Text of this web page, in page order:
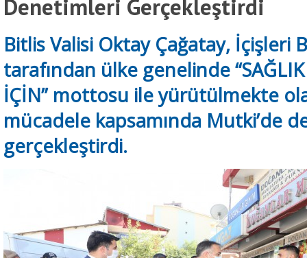
Denetimleri Gerçekleştirdi
Bitlis Valisi Oktay Çağatay, İçişleri
tarafından ülke genelinde
İÇİN” mottosu ile yürütülmekte
mücadele kapsamında Mutki’de
gerçekleştirdi.